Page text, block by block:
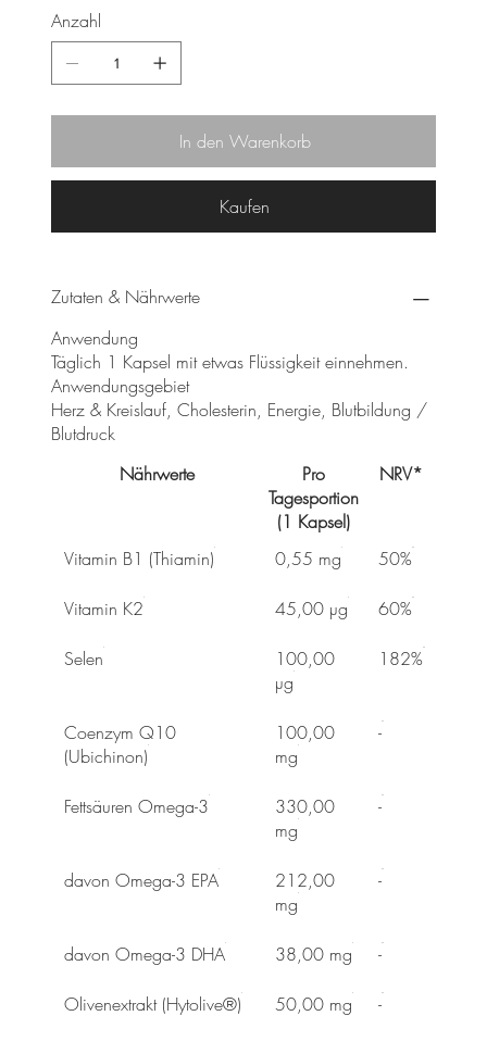
Anzahl
In den Warenkorb
Kaufen
Zutaten & Nährwerte
Anwendung
Täglich 1 Kapsel mit etwas Flüssigkeit einnehmen.
Anwendungsgebiet
Herz & Kreislauf, Cholesterin, Energie, Blutbildung /
Blutdruck
Nährwerte
Pro
Tagesportion
(1 Kapsel)
NRV*
Vitamin B1 (Thiamin) 0,55 mg 50%
Vitamin K2 45,00 µg 60%
Selen
100,00
µg
182%
Coenzym Q10
(Ubichinon)
100,00
mg
-
Fettsäuren Omega-3
330,00
mg
-
davon Omega-3 EPA
212,00
mg
-
davon Omega-3 DHA 38,00 mg -
Olivenextrakt (Hytolive®) 50,00 mg -